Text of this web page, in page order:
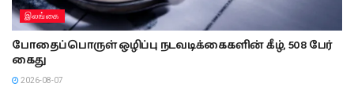
இலங்கை
போதைப்பொருள் ஒழிப்பு நடவடிக்கைகளின் கீழ், 508 பேர்
கைது
2026-08-07